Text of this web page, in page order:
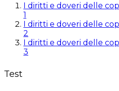
I diritti e doveri delle
1
I diritti e doveri delle
2
I diritti e doveri delle
3
Test